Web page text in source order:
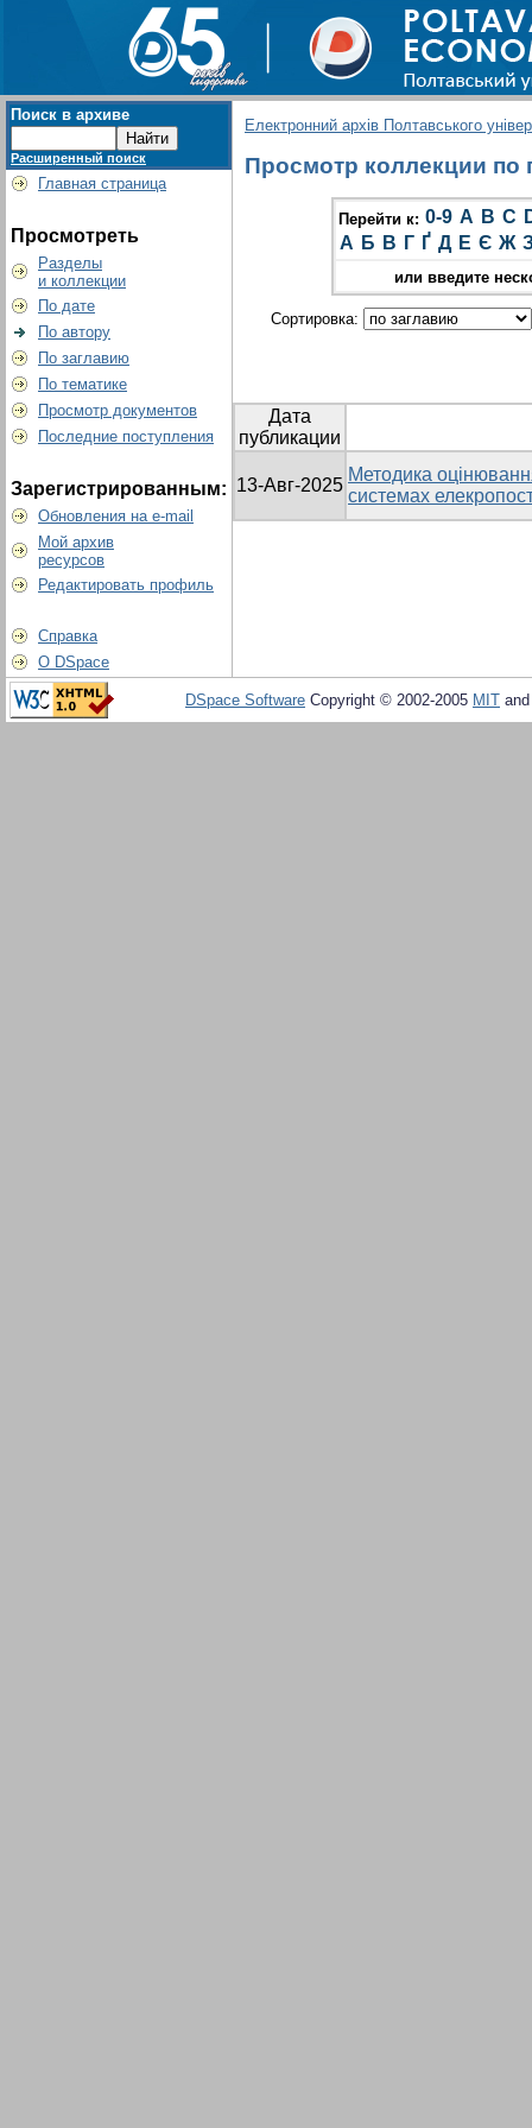
Поиск в архиве
Расширенный поиск
Главная страница
Просмотреть
Разделы
и коллекции
По дате
По автору
По заглавию
По тематике
Просмотр документов
Последние поступления
Зарегистрированным:
Обновления на e-mail
Мой архив
ресурсов
Редактировать профиль
Справка
О DSpace
Електронний архів Полтавського
Просмотр коллекции по
Перейти к: 0-9 A B C
А Б В Г Ґ Д Е Є Ж
или введите
Сортировка:
Дата
публикации
13-Авг-2025
Методика
системах
DSpace Software Copyright © 2002-2005 MIT